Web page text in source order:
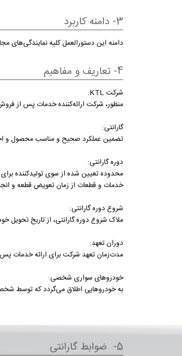
3- دامنه كاربرد
دامنه این دستورالعمل کلیه
4- تعاريف و مفاهیم
شرکت KTL:
منظور، شرکت ارائه‌کننده خدمات پس از
گارانتی:
تضمین عملکرد صحیح و مناسب محصول و
دوره گارانتی:
محدوده تعیین شده از سوی تولیدکننده
خدمات و قطعات از زمان تعویض قطعه و
شروع دوره گارانتی:
ملاک شروع دوره گارانتی، از تاریخ
دوران تعهد:
مدت‌زمان تعهد شرکت برای ارائه خدمات پس از فروش به مشتریان، 10 سال
خودروهای سواری شخصی:
به خودروهایی اطلاق می‌گردد که توسط شخص
5- ضوابط گارانتی